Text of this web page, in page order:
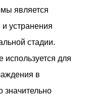
является
устранения
стадии.
для
в
значительно